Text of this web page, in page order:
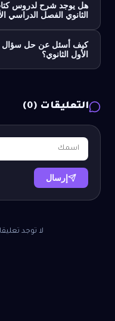
هل يوجد شرح لدروس كتاب
الثانوي الفصل الدراسي
كيف أسئل عن حل سؤال
الأول الثانوي؟
التعليقات (0
)
إرسال
لا توجد